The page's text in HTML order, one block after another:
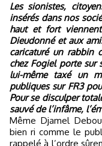
Les sionistes, citoyens belges, français et européens bien
insérés dans nos
haut et fort
Dieudonné et aux
caricaturé un rabbin
chez Fogiel porte sur
lui-même taxé un
publiques sur FR3
Pour se disculper
sauvé de l’infâme,
Même Djamel
bien ri comme le
rappelé à l’ordre